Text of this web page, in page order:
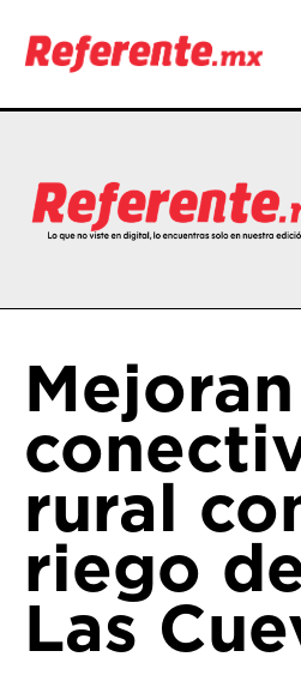
Mejoran
rural
riego
Las